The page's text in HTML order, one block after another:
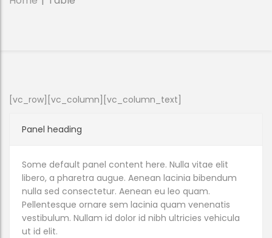
[vc_row][vc_column][vc_column_text]
Panel heading
Some default panel content here. Nulla vitae elit
libero, a pharetra augue. Aenean lacinia bibendum
nulla sed consectetur. Aenean eu leo quam.
Pellentesque ornare sem lacinia quam venenatis
vestibulum. Nullam id dolor id nibh ultricies vehicula
ut id elit.